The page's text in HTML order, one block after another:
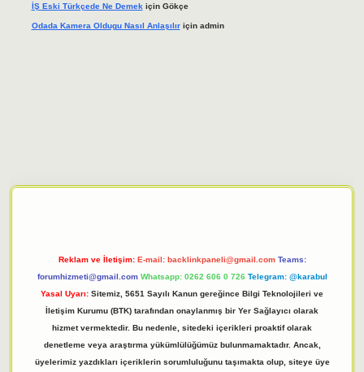
İŞ Eski Türkçede Ne Demek için Gökçe
Odada Kamera Oldugu Nasıl Anlaşılıriçin admin
Reklam ve İletişim: E-mail: backlinkpaneli@gmail.com Teams:
forumhizmeti@gmail.com Whatsapp: 0262 606 0 726 Telegram: @karabul
Yasal Uyarı: Sitemiz, 5651 Sayılı Kanun gereğince Bilgi Teknolojileri ve
İletişim Kurumu (BTK) tarafından onaylanmış bir Yer Sağlayıcı olarak
hizmet vermektedir. Bu nedenle, sitedeki içerikleri proaktif olarak
denetleme veya araştırma yükümlülüğümüz bulunmamaktadır. Ancak,
üyelerimiz yazdıkları içeriklerin sorumluluğunu taşımakta olup, siteye üye